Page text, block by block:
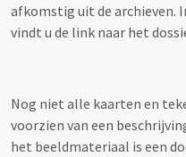
afkomstig uit de archieven.
vindt u de link naar het
Nog niet alle kaarten en
voorzien van een
het beeldmateriaal is een